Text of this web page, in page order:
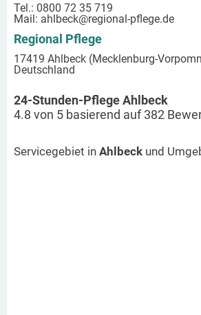
Tel.: 0800 72 35 719
Mail: ahlbeck@regional-pflege.de
Regional Pflege
17419 Ahlbeck (Mecklenburg-
Deutschland
24-Stunden-Pflege Ahlbeck
4.8 von 5 basierend auf382
Servicegebiet in Ahlbeck und